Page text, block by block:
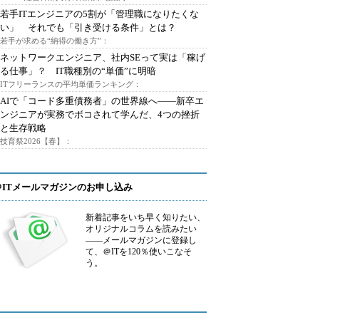
若手ITエンジニアの5割が「管理職になりたくな
い」 それでも「引き受ける条件」とは？
若手が求める“納得の働き方”：
ネットワークエンジニア、社内SEって実は「稼げ
る仕事」？ IT職種別の“単価”に明暗
ITフリーランスの平均単価ランキング：
AIで「コード多重債務者」の世界線へ――新卒エ
ンジニアが実務でボコされて学んだ、4つの挫折
と生存戦略
技育祭2026【春】：
ITメールマガジンのお申し込み
新着記事をいち早く知りたい、
オリジナルコラムを読みたい
――メールマガジンに登録し
て、＠ITを120％使いこなそ
う。